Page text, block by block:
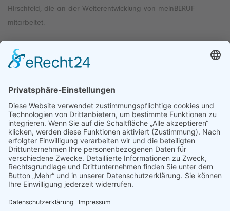
Hirschfeld, die an der Weiterentwicklung von meinBERUF
mitarbeitet.